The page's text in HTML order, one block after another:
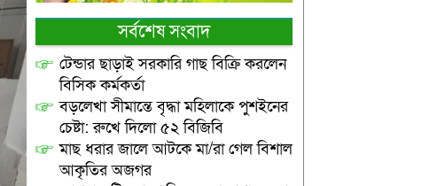
সর্বশেষ সংবাদ
টেন্ডার ছাড়াই সরকারি গাছ বিক্রি করলেন
বিসিক কর্মকর্তা
বড়লেখা সীমান্তে বৃদ্ধা মহিলাকে পুশইনের
চেষ্টা: রুখে দিলো ৫২ বিজিবি
মাছ ধরার জালে আটকে মা/রা গেল বিশাল
আকৃতির অজগর